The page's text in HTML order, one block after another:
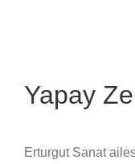
Yapay
Erturgut Sanat